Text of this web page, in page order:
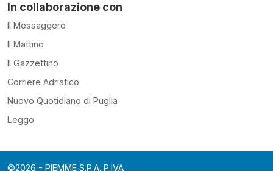
In collaborazione con
Il Messaggero
Il Mattino
Il Gazzettino
Corriere Adriatico
Nuovo Quotidiano di Puglia
Leggo
©2026 - PIEMME S.P.A. P.IVA